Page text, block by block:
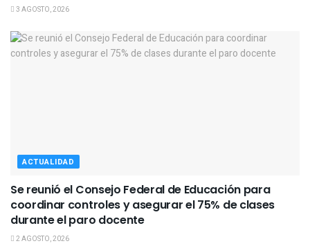
3 AGOSTO, 2026
ACTUALIDAD
Se reunió el Consejo Federal de Educación para
coordinar controles y asegurar el 75% de clases
durante el paro docente
2 AGOSTO, 2026